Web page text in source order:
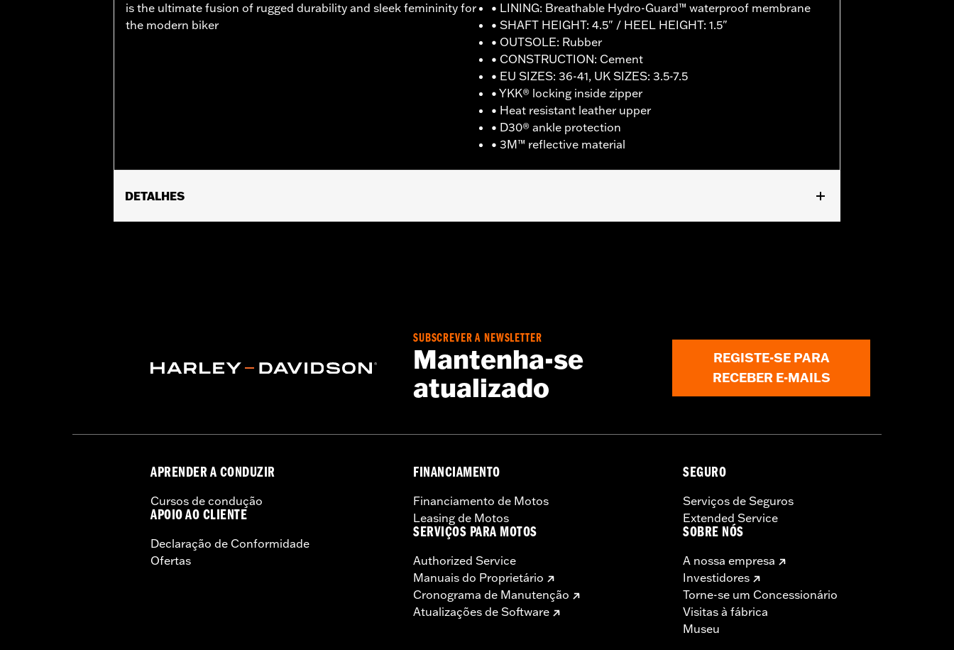
is the ultimate fusion of rugged durability and sleek femininity for
the modern biker
• LINING: Breathable Hydro-Guard™ waterproof membrane
• SHAFT HEIGHT: 4.5" / HEEL HEIGHT: 1.5"
• OUTSOLE: Rubber
• CONSTRUCTION: Cement
• EU SIZES: 36-41, UK SIZES: 3.5-7.5
• YKK® locking inside zipper
• Heat resistant leather upper
• D30® ankle protection
• 3M™ reflective material
DETALHES
SUBSCREVER A NEWSLETTER
Mantenha-se
atualizado
REGISTE-SE PARA
RECEBER E-MAILS
APRENDER A CONDUZIR
Cursos de condução
APOIO AO CLIENTE
Declaração de Conformidade
Ofertas
FINANCIAMENTO
Financiamento de Motos
Leasing de Motos
SERVIÇOS PARA MOTOS
Authorized Service
Manuais do Proprietário
Cronograma de Manutenção
Atualizações de Software
SEGURO
Serviços de Seguros
Extended Service
SOBRE NÓS
A nossa empresa
Investidores
Torne-se um Concessionário
Visitas à fábrica
Museu